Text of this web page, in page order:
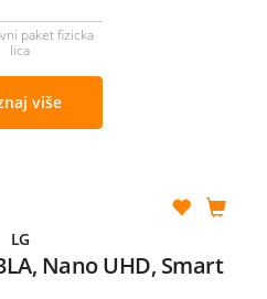
paket fizicka
lica
više
LG
Nano UHD, Smart